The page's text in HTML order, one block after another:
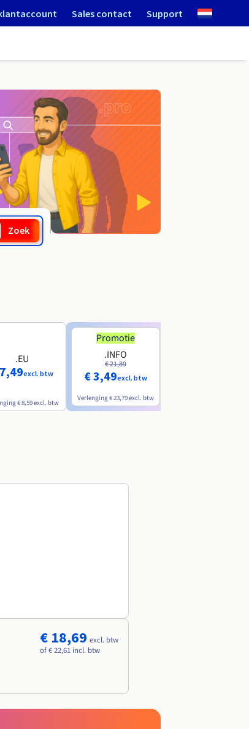
Sales contact Support
Zoek
.EU
excl. btw
€ 8,59excl. btw
Promotie
.INFO
€ 21,89
€ 3,49excl. btw
Verlenging € 23,79excl. btw
€ 18,69 excl. btw
of € 22,61 incl. btw